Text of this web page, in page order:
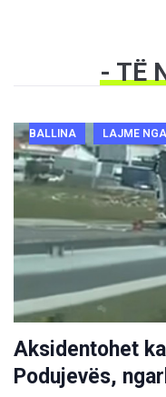
- TË
BALLINA LAJME
Aksidentohet
Podujevës,